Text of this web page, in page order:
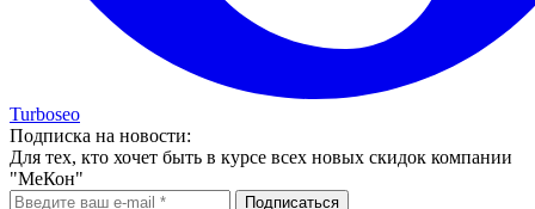
Turboseo
Подписка на новости:
Для тех, кто хочет быть в курсе всех новых скидок компании
"МеКон"